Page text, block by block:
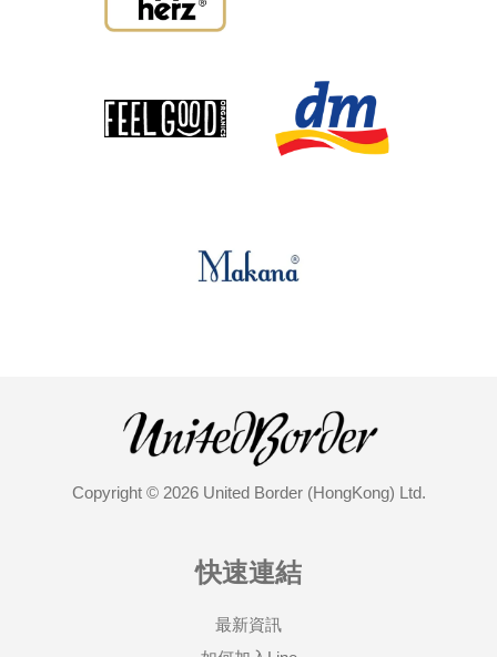
Copyright © 2026 United Border (HongKong) Ltd.
快速連結
最新資訊